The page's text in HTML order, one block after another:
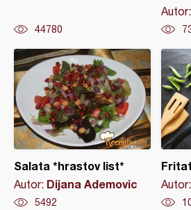
44780
Autor:
Salata *hrastov list*
Autor: Dijana Ademovic
5492
Autor: